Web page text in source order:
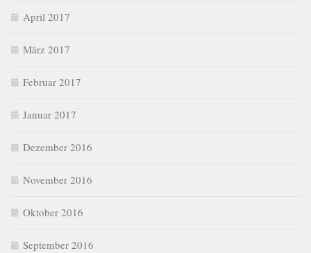
April 2017
März 2017
Februar 2017
Januar 2017
Dezember 2016
November 2016
Oktober 2016
September 2016